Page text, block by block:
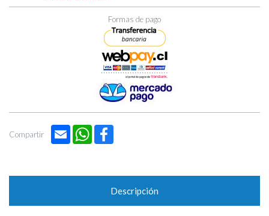
Formas de pago
Compartir Email WhatsApp
Descripción